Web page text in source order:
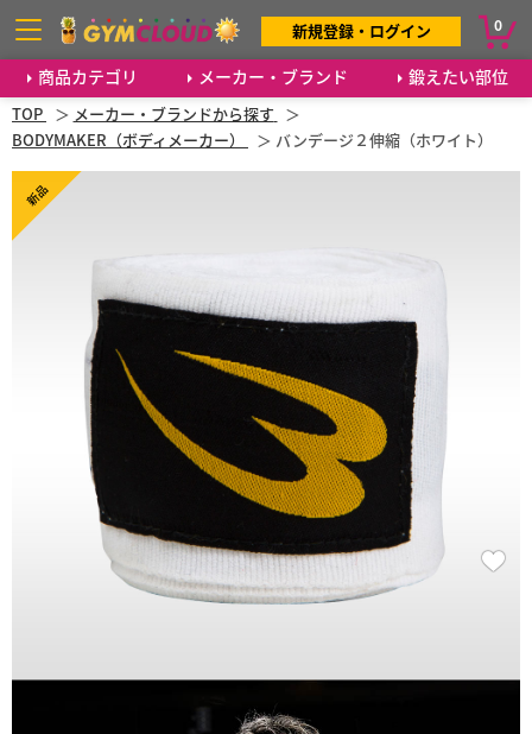
商品カテゴリ メーカー・ブランド 鍛えたい部位
新規登録・ログイン 0
TOP
メーカー・ブランドから探す
BODYMAKER（ボディメーカー）
バンデージ２伸縮（ホワイト）
新品